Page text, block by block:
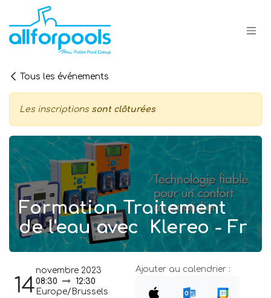
Se rendre au contenu
Tous les événements
Les inscriptions sont clôturées
Formation Traitement
de l'eau avec Klereo - Fr
14
novembre 2023
08:30
12:30
Europe/Brussels
Ajouter au calendrier :